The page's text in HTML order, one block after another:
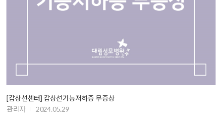
[갑상선센터] 갑상선기능저하증 무증상
관리자
2024.05.29